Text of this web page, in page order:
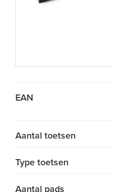
EAN
Aantal toetsen
Type toetsen
Aantal pads